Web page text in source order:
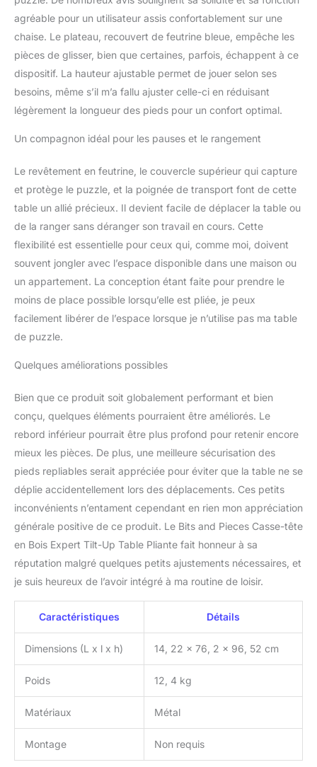
agréable pour un utilisateur assis confortablement sur une
chaise. Le plateau, recouvert de feutrine bleue, empêche les
pièces de glisser, bien que certaines, parfois, échappent à ce
dispositif. La hauteur ajustable permet de jouer selon ses
besoins, même s’il m’a fallu ajuster celle-ci en réduisant
légèrement la longueur des pieds pour un confort optimal.
Un compagnon idéal pour les pauses et le rangement
Le revêtement en feutrine, le couvercle supérieur qui capture
et protège le puzzle, et la poignée de transport font de cette
table un allié précieux. Il devient facile de déplacer la table ou
de la ranger sans déranger son travail en cours. Cette
flexibilité est essentielle pour ceux qui, comme moi, doivent
souvent jongler avec l’espace disponible dans une maison ou
un appartement. La conception étant faite pour prendre le
moins de place possible lorsqu’elle est pliée, je peux
facilement libérer de l’espace lorsque je n’utilise pas ma table
de puzzle.
Quelques améliorations possibles
Bien que ce produit soit globalement performant et bien
conçu, quelques éléments pourraient être améliorés. Le
rebord inférieur pourrait être plus profond pour retenir encore
mieux les pièces. De plus, une meilleure sécurisation des
pieds repliables serait appréciée pour éviter que la table ne se
déplie accidentellement lors des déplacements. Ces petits
inconvénients n’entament cependant en rien mon appréciation
générale positive de ce produit. Le Bits and Pieces Casse-tête
en Bois Expert Tilt-Up Table Pliante fait honneur à sa
réputation malgré quelques petits ajustements nécessaires, et
je suis heureux de l’avoir intégré à ma routine de loisir.
Caractéristiques Détails
Dimensions (L x l x h) 14, 22 x 76, 2 x 96, 52 cm
Poids 12, 4 kg
Matériaux Métal
Montage Non requis